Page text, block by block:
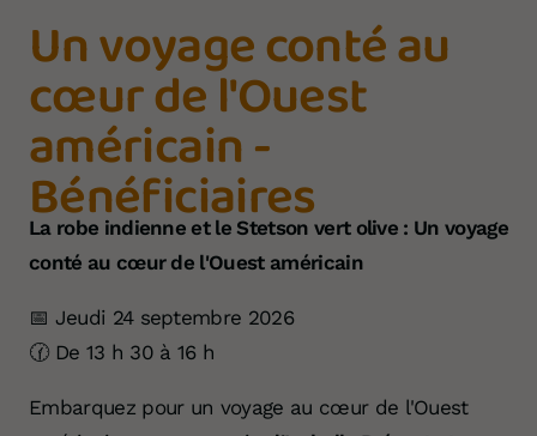
Un voyage conté au
cœur de l'Ouest
américain -
Bénéficiaires
La robe indienne et le Stetson vert olive : Un voyage
conté au cœur de l'Ouest américain
📅 Jeudi 24 septembre 2026
🕜 De 13 h 30 à 16 h
Embarquez pour un voyage au cœur de l'Ouest